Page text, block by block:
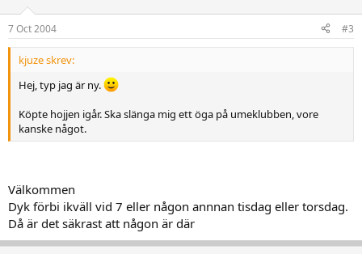
7 Oct 2004 #3
kjuze skrev:
Hej, typ jag är ny.
Köpte hojjen igår. Ska slänga mig ett öga på umeklubben, vore
kanske något.
Välkommen
Dyk förbi ikväll vid 7 eller någon annnan tisdag eller torsdag.
Då är det säkrast att någon är där